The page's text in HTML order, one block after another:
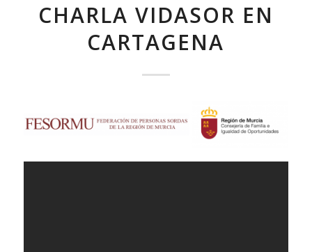
CHARLA VIDASOR EN
CARTAGENA